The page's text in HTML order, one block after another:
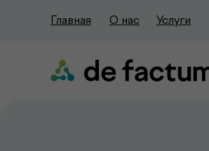
Главная О нас Услуги